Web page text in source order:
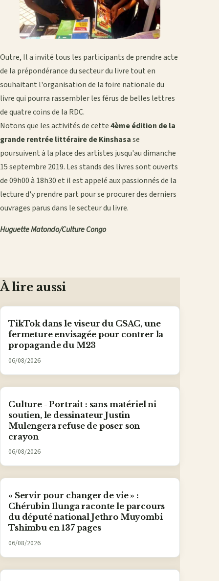
Outre, Il a invité tous les participants de prendre acte
de la prépondérance du secteur du livre tout en
souhaitant l'organisation de la foire nationale du
livre qui pourra rassembler les férus de belles lettres
de quatre coins de la RDC.
Notons que les activités de cette4ème édition de la
grande rentrée littéraire de Kinshasase
poursuivent à la place des artistes jusqu'au dimanche
15 septembre 2019. Les stands des livres sont ouverts
de 09h00 à 18h30 et il est appelé aux passionnés de la
lecture d'y prendre part pour se procurer des derniers
ouvrages parus dans le secteur du livre.
Huguette Matondo/Culture Congo
À lire aussi
TikTok dans le viseur du CSAC, une
fermeture envisagée pour contrer la
propagande du M23
06/08/2026
Culture - Portrait : sans matériel ni
soutien, le dessinateur Justin
Mulengera refuse de poser son
crayon
06/08/2026
« Servir pour changer de vie » :
Chérubin Ilunga raconte le parcours
du député national Jethro Muyombi
Tshimbu en 137 pages
06/08/2026